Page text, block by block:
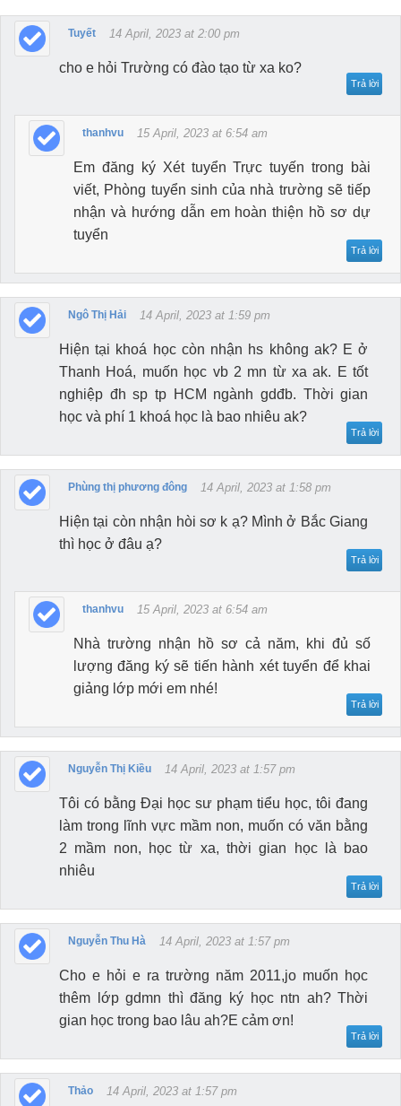
Tuyết 14 April, 2023 at 2:00 pm
cho e hỏi Trường có đào tạo từ xa ko?
Trả lời
thanhvu 15 April, 2023 at 6:54 am
Em đăng ký Xét tuyển Trực tuyến trong bài
viết, Phòng tuyển sinh của nhà trường sẽ tiếp
nhận và hướng dẫn em hoàn thiện hồ sơ dự
tuyển
Trả lời
Ngô Thị Hải 14 April, 2023 at 1:59 pm
Hiện tại khoá học còn nhận hs không ak? E ở
Thanh Hoá, muốn học vb 2 mn từ xa ak. E tốt
nghiệp đh sp tp HCM ngành gdđb. Thời gian
học và phí 1 khoá học là bao nhiêu ak?
Trả lời
Phùng thị phương đông 14 April, 2023 at 1:58 pm
Hiện tại còn nhận hòi sơ k ạ? Mình ở Bắc Giang
thì học ở đâu ạ?
Trả lời
thanhvu 15 April, 2023 at 6:54 am
Nhà trường nhận hồ sơ cả năm, khi đủ số
lượng đăng ký sẽ tiến hành xét tuyển để khai
giảng lớp mới em nhé!
Trả lời
Nguyễn Thị Kiều 14 April, 2023 at 1:57 pm
Tôi có bằng Đại học sư phạm tiểu học, tôi đang
làm trong lĩnh vực mầm non, muốn có văn bằng
2 mầm non, học từ xa, thời gian học là bao
nhiêu
Trả lời
Nguyễn Thu Hà 14 April, 2023 at 1:57 pm
Cho e hỏi e ra trường năm 2011,jo muốn học
thêm lớp gdmn thì đăng ký học ntn ah? Thời
gian học trong bao lâu ah?E cảm ơn!
Trả lời
Thảo 14 April, 2023 at 1:57 pm